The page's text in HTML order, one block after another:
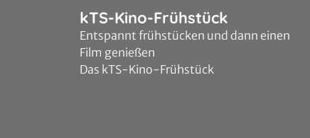
kTS-Kino-Frühstück
Entspannt frühstücken und dann einen
Film genießen
Das kTS-Kino-Frühstück